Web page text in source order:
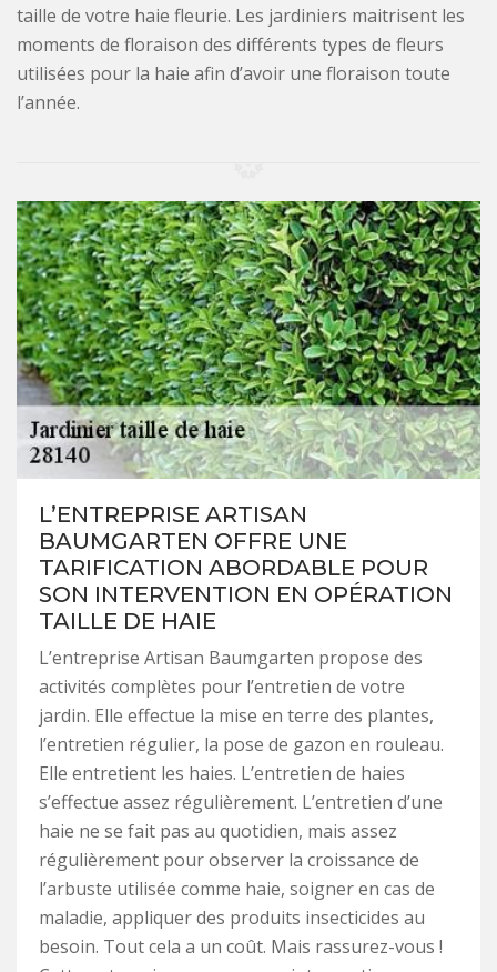
taille de votre haie fleurie. Les jardiniers maitrisent les
moments de floraison des différents types de fleurs
utilisées pour la haie afin d’avoir une floraison toute
l’année.
L’ENTREPRISE ARTISAN
BAUMGARTEN OFFRE UNE
TARIFICATION ABORDABLE POUR
SON INTERVENTION EN OPÉRATION
TAILLE DE HAIE
L’entreprise Artisan Baumgarten propose des
activités complètes pour l’entretien de votre
jardin. Elle effectue la mise en terre des plantes,
l’entretien régulier, la pose de gazon en rouleau.
Elle entretient les haies. L’entretien de haies
s’effectue assez régulièrement. L’entretien d’une
haie ne se fait pas au quotidien, mais assez
régulièrement pour observer la croissance de
l’arbuste utilisée comme haie, soigner en cas de
maladie, appliquer des produits insecticides au
besoin. Tout cela a un coût. Mais rassurez-vous !